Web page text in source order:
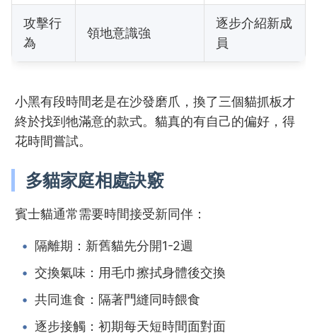
攻擊行
為
領地意識強
逐步介紹新成
員
小黑有段時間老是在沙發磨爪，換了三個貓抓板才
終於找到牠滿意的款式。貓真的有自己的偏好，得
花時間嘗試。
多貓家庭相處訣竅
賓士貓通常需要時間接受新同伴：
隔離期：新舊貓先分開1-2週
交換氣味：用毛巾擦拭身體後交換
共同進食：隔著門縫同時餵食
逐步接觸：初期每天短時間面對面